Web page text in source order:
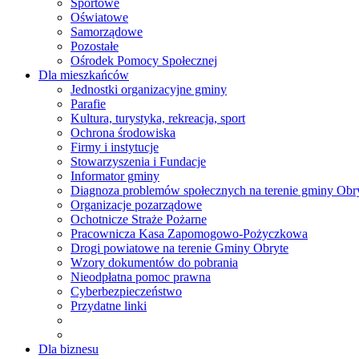
Sportowe
Oświatowe
Samorządowe
Pozostałe
Ośrodek Pomocy Społecznej
Dla mieszkańców
Jednostki organizacyjne gminy
Parafie
Kultura, turystyka, rekreacja, sport
Ochrona środowiska
Firmy i instytucje
Stowarzyszenia i Fundacje
Informator gminy
Diagnoza problemów społecznych na terenie gminy
Organizacje pozarządowe
Ochotnicze Straże Pożarne
Pracownicza Kasa Zapomogowo-Pożyczkowa
Drogi powiatowe na terenie Gminy Obryte
Wzory dokumentów do pobrania
Nieodpłatna pomoc prawna
Cyberbezpieczeństwo
Przydatne linki
Dla biznesu